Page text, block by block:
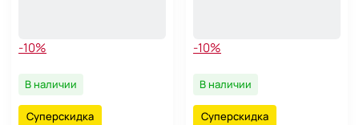
-10%
В наличии
Суперскидка
-10%
В наличии
Суперскидка